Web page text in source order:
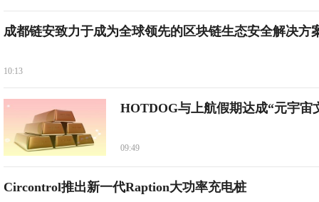
成都链安致力于成为全球领先的区块链生态安全解决方
10:13
HOTDOG与上航假期达成“元宇宙
09:49
Circontrol推出新一代Raption大功率充电桩